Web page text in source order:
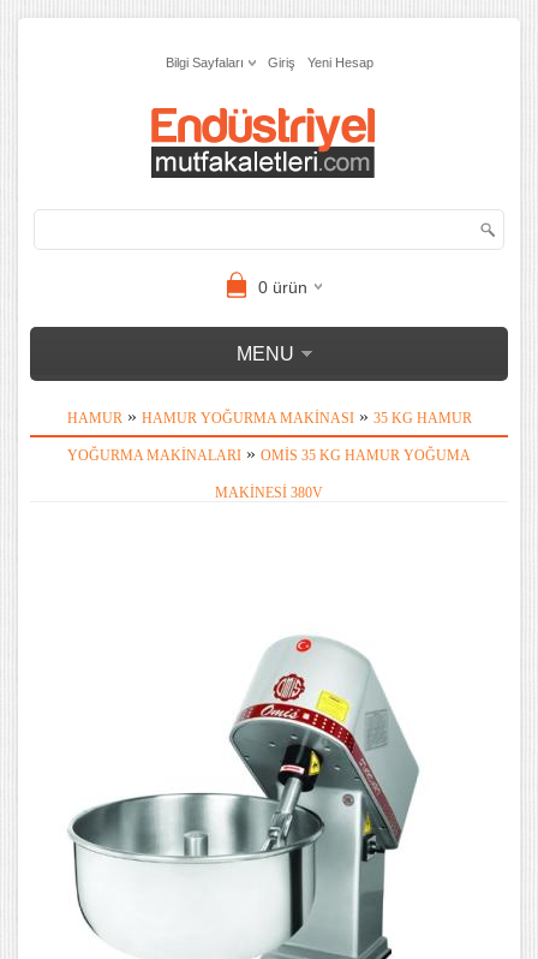
Bilgi Sayfaları Giriş Yeni Hesap
0ürün
MENU
HAMUR » HAMUR YOĞURMA MAKINASI» 35 KG HAMUR
YOĞURMA MAKINALARI » OMIS 35 KG HAMUR YOĞUMA
MAKINESI 380V